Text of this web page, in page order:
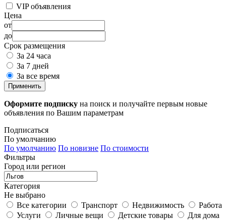
VIP объявления
Цена
от
до
Срок размещения
За 24 часа
За 7 дней
За все время
Применить
Оформите подписку на поиск и получайте первым новые
объявления по Вашим параметрам
Подписаться
По умолчанию
По умолчанию По новизне По стоимости
Фильтры
Город или регион
Категория
Не выбрано
Все категории
Транспорт Недвижимость
Работа
Услуги
Личные вещи Детские товары
Для дома